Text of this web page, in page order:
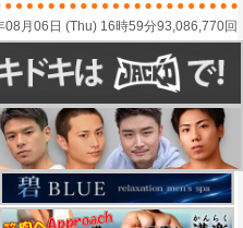
08月06日 (Thu) 16時59分93,086,770回